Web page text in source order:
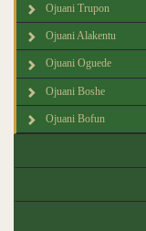
Ojuani Trupon
Ojuani Alakentu
Ojuani Oguede
Ojuani Boshe
Ojuani Bofun